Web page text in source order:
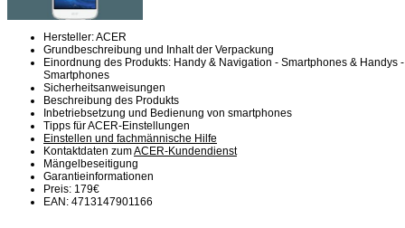
Hersteller: ACER
Grundbeschreibung und Inhalt der Verpackung
Einordnung des Produkts: Handy & Navigation - Smartphones & Handys -
Smartphones
Sicherheitsanweisungen
Beschreibung des Produkts
Inbetriebsetzung und Bedienung von smartphones
Tipps für ACER-Einstellungen
Einstellen und fachmännische Hilfe
Kontaktdaten zumACER-Kundendienst
Mängelbeseitigung
Garantieinformationen
Preis: 179€
EAN: 4713147901166